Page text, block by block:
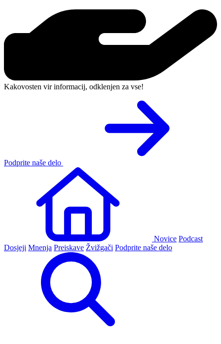
Kakovosten vir informacij, odklenjen za vse!
Podprite naše delo
Novice Podcast
Dosjeji Mnenja Preiskave Žvižgači Podprite naše delo